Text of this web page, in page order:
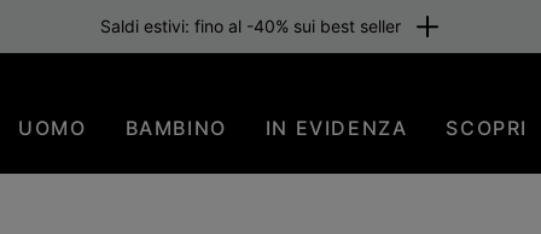
Saldi estivi: fino al -40% sui best seller
UOMO BAMBINO IN EVIDENZA SCOPRI